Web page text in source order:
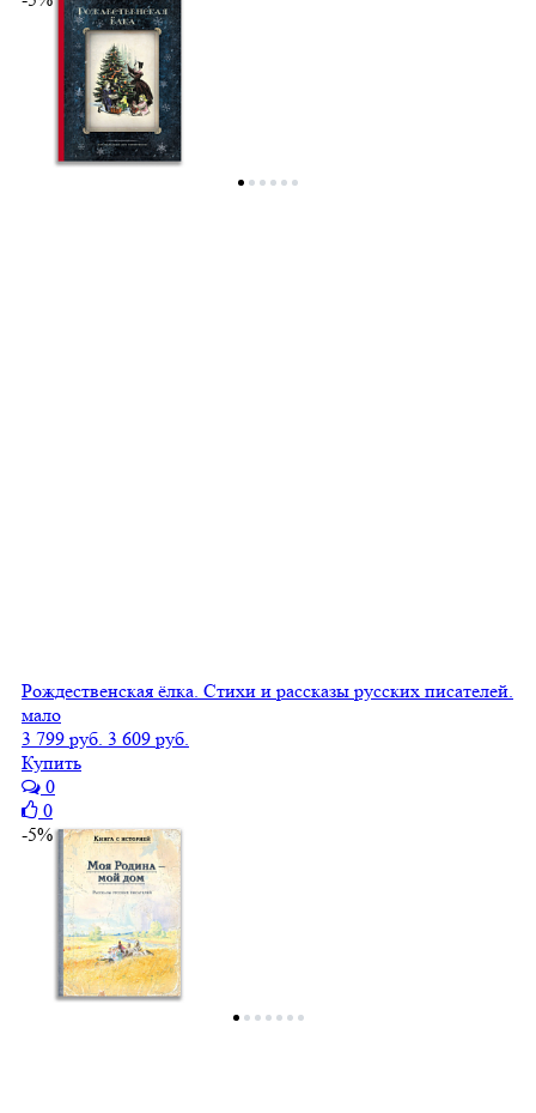
Рождественская ёлка. Стихи и рассказы русских писателей.
мало
3 799 руб. 3 609 руб.
Купить
0
0
-5%